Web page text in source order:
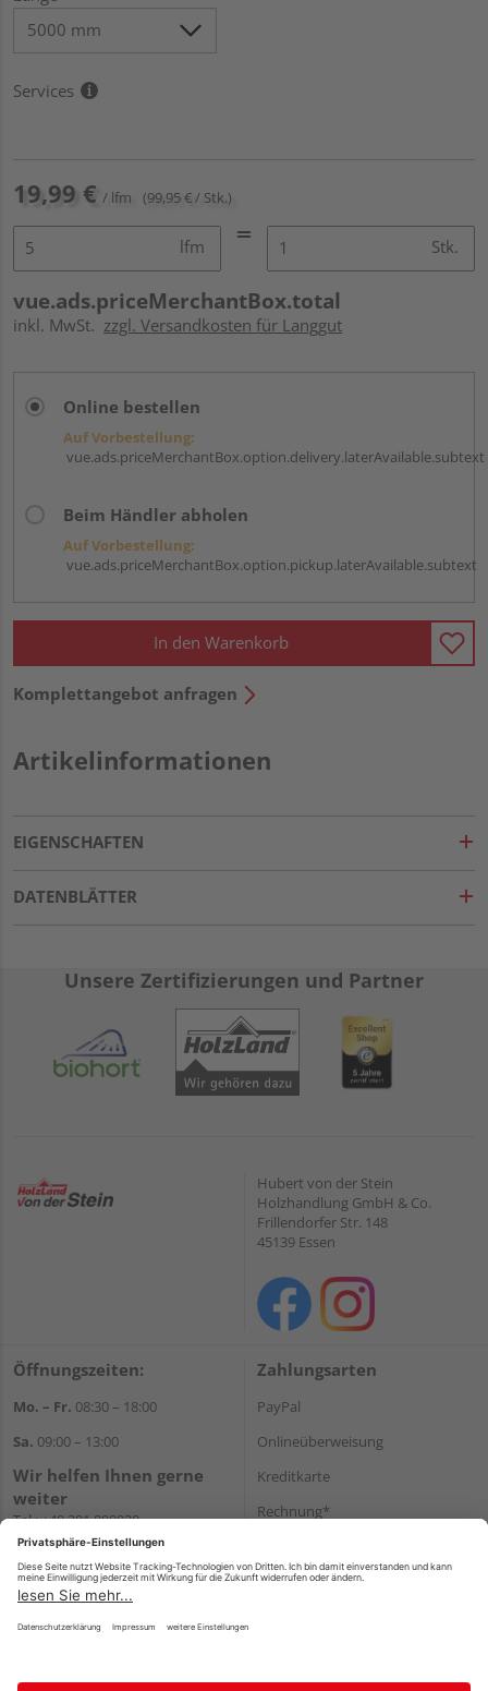
Services
19,99 € / lfm (99,95 € / Stk.)
lfm Stk.
vue.ads.priceMerchantBox.total
inkl. MwSt. zzgl. Versandkosten für Langgut
Online bestellen
Auf Vorbestellung:
vue.ads.priceMerchantBox.option.delivery.laterAvailable.subtext
Beim Händler abholen
Auf Vorbestellung:
vue.ads.priceMerchantBox.option.pickup.laterAvailable.subtext
In den Warenkorb
Komplettangebot anfragen
Artikelinformationen
EIGENSCHAFTEN
DATENBLÄTTER
Unsere Zertifizierungen und Partner
Hubert von der Stein
Holzhandlung GmbH & Co.
Frillendorfer Str. 148
45139 Essen
Öffnungszeiten:
Mo. – Fr. 08:30 – 18:00
Sa. 09:00 – 13:00
Wir helfen Ihnen gerne
weiter
Tel.:+49 201 898020
E-Mail:shop@vonderstein.de
Zahlungsarten
PayPal
Onlineüberweisung
Kreditkarte
Rechnung*
Versand
Impressum AGB Widerruf Datenschutz